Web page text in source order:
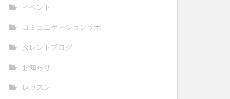
イベント
コミュニケーションラボ
タレントブログ
お知らせ
レッスン